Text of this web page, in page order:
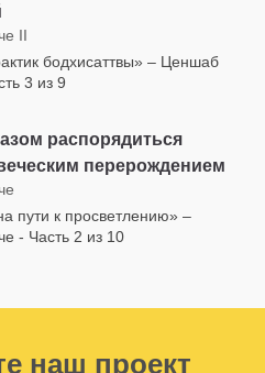
II
бодхисаттвы» – Ценшаб
3 из 9
распорядиться
перерождением
пути к просветлению» –
- Часть 2 из 10
наш проект